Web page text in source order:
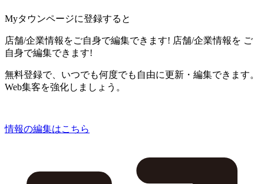
Myタウンページに登録すると
店舗/企業情報をご自身で編集できます! 店舗/企業情報を ご
自身で編集できます!
無料登録で、いつでも何度でも自由に更新・編集できます。
Web集客を強化しましょう。
情報の編集はこちら